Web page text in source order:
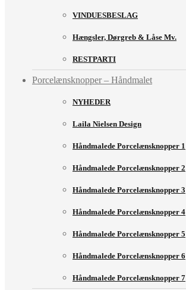
VINDUESBESLAG
Hængsler, Dørgreb & Låse Mv.
RESTPARTI
Porcelænsknopper – Håndmalet
NYHEDER
Laila Nielsen Design
Håndmalede Porcelænsknopper 1
Håndmalede Porcelænsknopper 2
Håndmalede Porcelænsknopper 3
Håndmalede Porcelænsknopper 4
Håndmalede Porcelænsknopper 5
Håndmalede Porcelænsknopper 6
Håndmalede Porcelænsknopper 7